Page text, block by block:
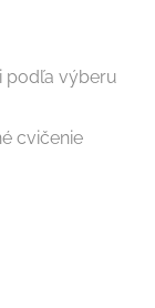
podľa výberu
cvičenie